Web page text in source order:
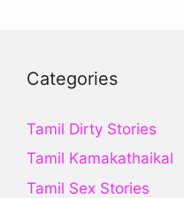
Categories
Tamil Dirty Stories
Tamil Kamakathaikal
Tamil Sex Stories